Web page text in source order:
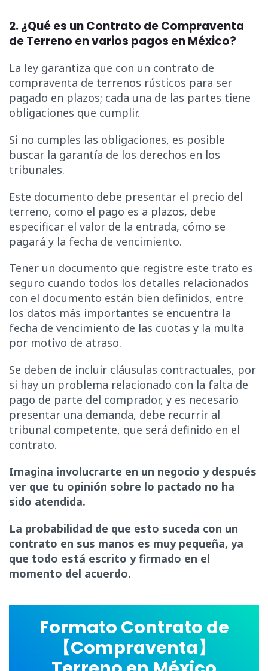
2. ¿Qué es un Contrato de Compraventa
de Terreno en varios pagos en México?
La ley garantiza que con un contrato de
compraventa de terrenos rústicos para ser
pagado en plazos; cada una de las partes tiene
obligaciones que cumplir.
Si no cumples las obligaciones, es posible
buscar la garantía de los derechos en los
tribunales.
Este documento debe presentar el precio del
terreno, como el pago es a plazos, debe
especificar el valor de la entrada, cómo se
pagará y la fecha de vencimiento.
Tener un documento que registre este trato es
seguro cuando todos los detalles relacionados
con el documento están bien definidos, entre
los datos más importantes se encuentra la
fecha de vencimiento de las cuotas y la multa
por motivo de atraso.
Se deben de incluir cláusulas contractuales, por
si hay un problema relacionado con la falta de
pago de parte del comprador, y es necesario
presentar una demanda, debe recurrir al
tribunal competente, que será definido en el
contrato.
Imagina involucrarte en un negocio y después
ver que tu opinión sobre lo pactado no ha
sido atendida.
La probabilidad de que esto suceda con un
contrato en sus manos es muy pequeña, ya
que todo está escrito y firmado en el
momento del acuerdo.
Formato Contrato de
【Compraventa】